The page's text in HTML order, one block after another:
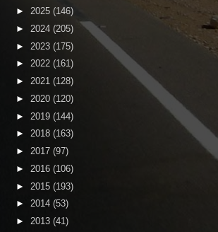
► 2025 (146)
► 2024 (205)
► 2023 (175)
► 2022 (161)
► 2021 (128)
► 2020 (120)
► 2019 (144)
► 2018 (163)
► 2017 (97)
► 2016 (106)
► 2015 (193)
► 2014 (53)
► 2013 (41)